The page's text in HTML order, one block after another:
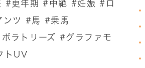
#更年期 #中絶 #妊娠 #ロ
ンツ #馬
#乗馬
ラトリーズ #グラファモ
トUV